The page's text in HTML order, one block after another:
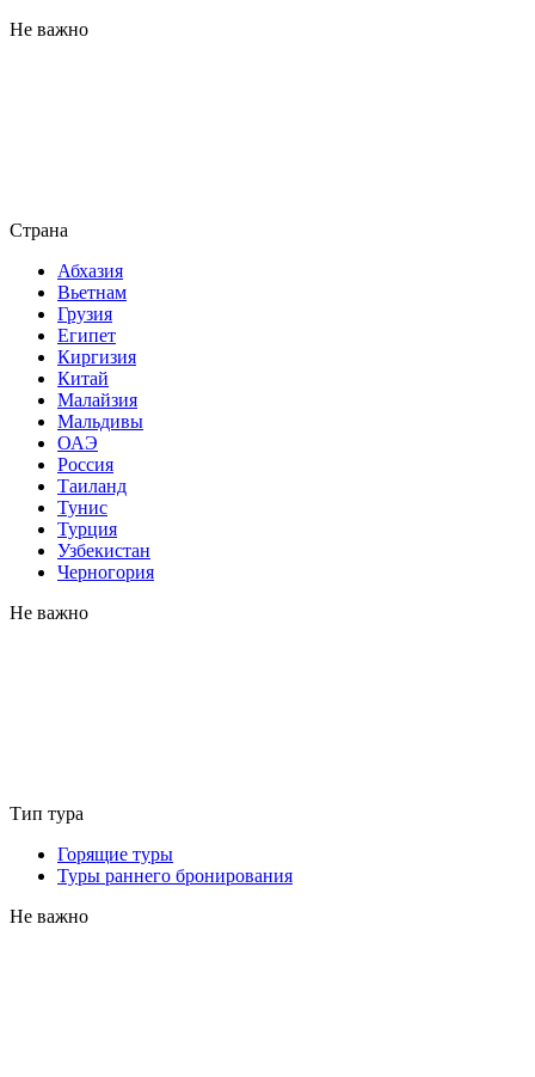
Не важно
Страна
Абхазия
Вьетнам
Грузия
Египет
Киргизия
Китай
Малайзия
Мальдивы
ОАЭ
Россия
Таиланд
Тунис
Турция
Узбекистан
Черногория
Не важно
Тип тура
Горящие туры
Туры раннего бронирования
Не важно